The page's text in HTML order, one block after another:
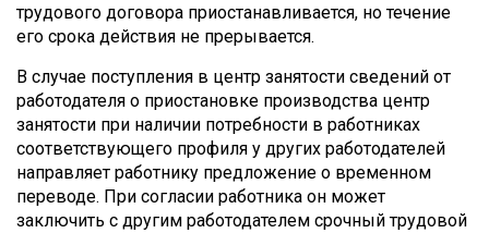
трудового договора приостанавливается, но течение
его срока действия не прерывается.
В случае поступления в центр занятости сведений от
работодателя о приостановке производства центр
занятости при наличии потребности в работниках
соответствующего профиля у других работодателей
направляет работнику предложение о временном
переводе. При согласии работника он может
заключить с другим работодателем срочный трудовой